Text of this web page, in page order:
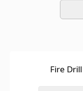
Fire Drill